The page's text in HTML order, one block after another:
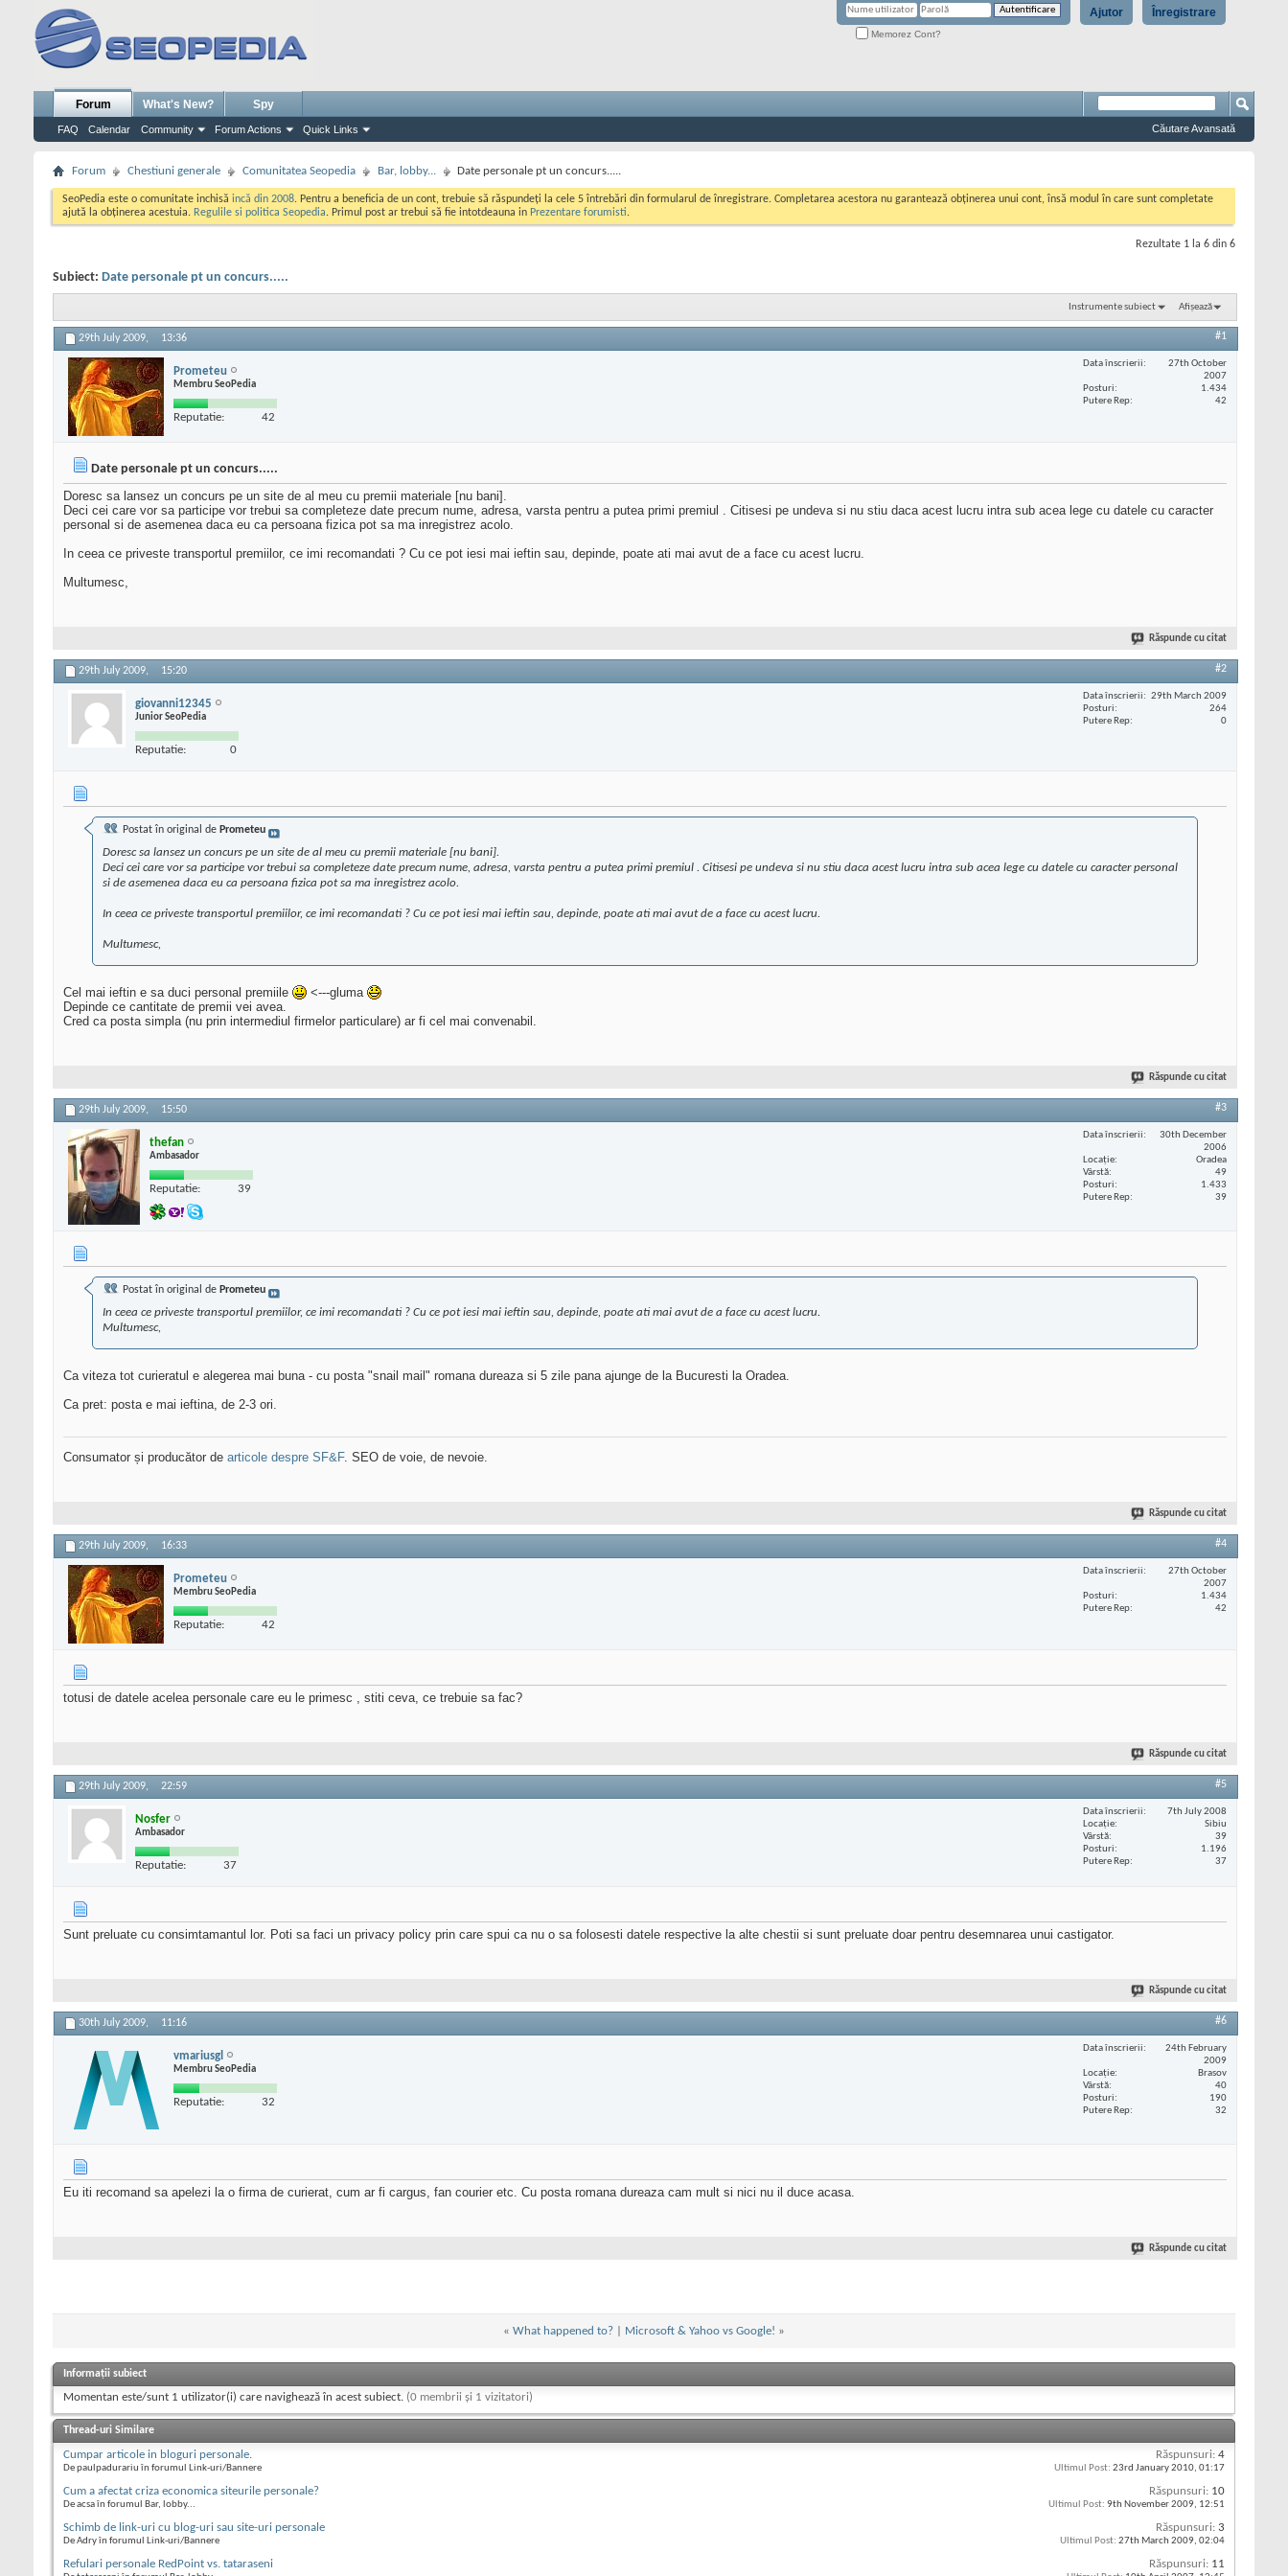
Înregistrare
Ajutor
Memorez Cont?
Forum
FAQ Calendar Community Forum Actions Quick Links
What's New? Spy
Căutare Avansată
Forum Chestiuni generale Comunitatea Seopedia Bar, lobby... Date personale pt un concurs.....
SeoPedia este o comunitate inchisă incă din 2008. Pentru a beneficia de un cont, trebuie să răspundeți la cele 5 întrebări din formularul de înregistrare. Completarea acestora nu garantează obținerea unui cont, însă modul în care sunt completate
ajută la obținerea acestuia. Regulile si politica Seopedia. Primul post ar trebui să fie intotdeauna in Prezentare forumisti.
Rezultate 1 la 6 din 6
Subiect: Date personale pt un concurs.....
Instrumente subiect Afișează
29th July 2009, 13:36 #1
Prometeu
Membru SeoPedia
Reputatie: 42
Data înscrierii
27th October
2007
Posturi
1.434
Putere Rep
42
Date personale pt un concurs.....
Doresc sa lansez un concurs pe un site de al meu cu premii materiale [nu bani].
Deci cei care vor sa participe vor trebui sa completeze date precum nume, adresa, varsta pentru a putea primi premiul . Citisesi pe undeva si nu stiu daca acest lucru intra sub acea lege cu datele cu caracter
personal si de asemenea daca eu ca persoana fizica pot sa ma inregistrez acolo.
In ceea ce priveste transportul premiilor, ce imi recomandati ? Cu ce pot iesi mai ieftin sau, depinde, poate ati mai avut de a face cu acest lucru.
Multumesc,
Răspunde cu citat
29th July 2009, 15:20 #2
giovanni12345
Junior SeoPedia
Reputatie: 0
Data înscrierii
29th March 2009
Posturi
264
Putere Rep
0
Postat în original de Prometeu
Doresc sa lansez un concurs pe un site de al meu cu premii materiale [nu bani].
Deci cei care vor sa participe vor trebui sa completeze date precum nume, adresa, varsta pentru a putea primi premiul . Citisesi pe undeva si nu stiu daca acest lucru intra sub acea lege cu datele cu caracter personal
si de asemenea daca eu ca persoana fizica pot sa ma inregistrez acolo.
In ceea ce priveste transportul premiilor, ce imi recomandati ? Cu ce pot iesi mai ieftin sau, depinde, poate ati mai avut de a face cu acest lucru.
Multumesc,
Cel mai ieftin e sa duci personal premiile
<---gluma
Depinde ce cantitate de premii vei avea.
Cred ca posta simpla (nu prin intermediul firmelor particulare) ar fi cel mai convenabil.
Răspunde cu citat
29th July 2009, 15:50 #3
thefan
Ambasador
Reputatie: 39
Data înscrierii
30th December
2006
Locaţie
Oradea
Vârstă
49
Posturi
1.433
Putere Rep
39
Postat în original de Prometeu
In ceea ce priveste transportul premiilor, ce imi recomandati ? Cu ce pot iesi mai ieftin sau, depinde, poate ati mai avut de a face cu acest lucru.
Multumesc,
Ca viteza tot curieratul e alegerea mai buna - cu posta "snail mail" romana dureaza si 5 zile pana ajunge de la Bucuresti la Oradea.
Ca pret: posta e mai ieftina, de 2-3 ori.
Consumator și producător de articole despre SF&F. SEO de voie, de nevoie.
Răspunde cu citat
29th July 2009, 16:33 #4
Prometeu
Membru SeoPedia
Reputatie: 42
Data înscrierii
27th October
2007
Posturi
1.434
Putere Rep
42
totusi de datele acelea personale care eu le primesc , stiti ceva, ce trebuie sa fac?
Răspunde cu citat
29th July 2009, 22:59 #5
Nosfer
Ambasador
Reputatie: 37
Data înscrierii
7th July 2008
Locaţie
Sibiu
Vârstă
39
Posturi
1.196
Putere Rep
37
Sunt preluate cu consimtamantul lor. Poti sa faci un privacy policy prin care spui ca nu o sa folosesti datele respective la alte chestii si sunt preluate doar pentru desemnarea unui castigator.
Răspunde cu citat
30th July 2009, 11:16 #6
vmariusgl
Membru SeoPedia
Reputatie: 32
Data înscrierii
24th February
2009
Locaţie
Brasov
Vârstă
40
Posturi
190
Putere Rep
32
Eu iti recomand sa apelezi la o firma de curierat, cum ar fi cargus, fan courier etc. Cu posta romana dureaza cam mult si nici nu il duce acasa.
Răspunde cu citat
« What happened to? Microsoft & Yahoo vs Google! »
Informații subiect
Momentan este/sunt 1 utilizator(i) care navighează în acest subiect. (0 membrii și 1 vizitatori)
Thread-uri Similare
Cumpar articole in bloguri personale.
De paulpadurariu în forumul Link-uri/Bannere
Răspunsuri: 4
Ultimul Post: 23rd January 2010, 01:17
Cum a afectat criza economica siteurile personale?
De acsa în forumul Bar, lobby...
Răspunsuri: 10
Ultimul Post: 9th November 2009, 12:51
Schimb de link-uri cu blog-uri sau site-uri personale
De Adry în forumul Link-uri/Bannere
Răspunsuri: 3
Ultimul Post: 27th March 2009, 02:04
Refulari personale RedPoint vs. tataraseni Răspunsuri: 11